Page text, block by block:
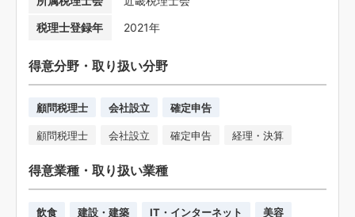
税理士登録年
2021年
得意分野・取り扱い分野
顧問税理士 会社設立 確定申告
顧問税理士 会社設立 確定申告 経理・決算
得意業種・取り扱い業種
飲食 建設・建築 IT・インターネット 美容